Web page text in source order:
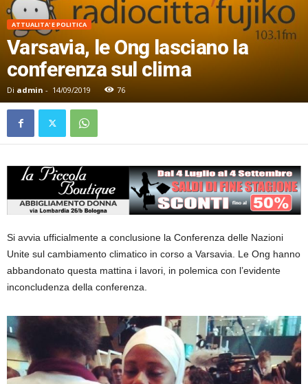
ATTUALITA' E POLITICA
Varsavia, le Ong lasciano la
conferenza sul clima
Di admin - 14/09/2019 76
Si avvia ufficialmente a conclusione la Conferenza delle Nazioni
Unite sul cambiamento climatico in corso a Varsavia. Le Ong hanno
abbandonato questa mattina i lavori, in polemica con l’evidente
inconcludenza della conferenza.